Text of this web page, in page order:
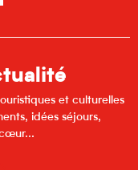
et culturelles
idées séjours,